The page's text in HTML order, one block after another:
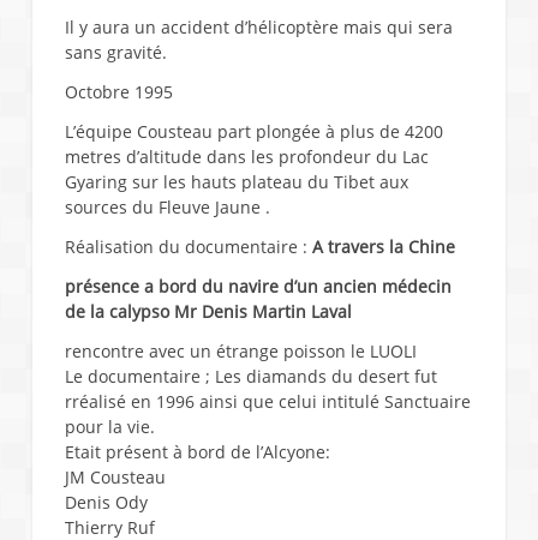
Il y aura un accident d’hélicoptère mais qui sera
sans gravité.
Octobre 1995
L’équipe Cousteau part plongée à plus de 4200
metres d’altitude dans les profondeur du Lac
Gyaring sur les hauts plateau du Tibet aux
sources du Fleuve Jaune .
Réalisation du documentaire : A travers la Chine
présence a bord du navire d’un ancien médecin
de la calypso Mr Denis Martin Laval
rencontre avec un étrange poisson le LUOLI
Le documentaire ; Les diamands du desert fut
rréalisé en 1996 ainsi que celui intitulé Sanctuaire
pour la vie.
Etait présent à bord de l’Alcyone:
JM Cousteau
Denis Ody
Thierry Ruf